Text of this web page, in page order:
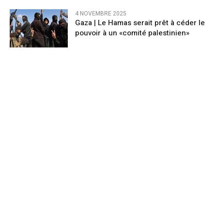
4 NOVEMBRE 2025
Gaza | Le Hamas serait prêt à céder le
pouvoir à un «comité palestinien»